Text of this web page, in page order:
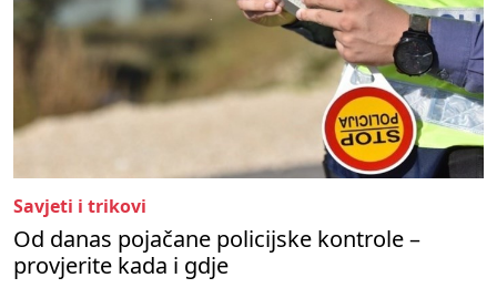
Savjeti i trikovi
Od danas pojačane policijske kontrole –
provjerite kada i gdje